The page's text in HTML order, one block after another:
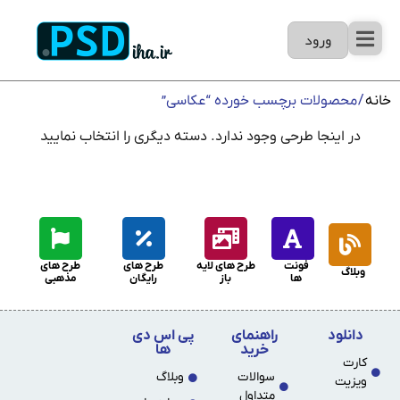
ورود
خانه/ محصولات برچسب خورده “عکاسی”
در اینجا طرحی وجود ندارد. دسته دیگری را انتخاب نمایید
وبلاگ
فونت
ها
طرح های لایه
باز
طرح های
رایگان
طرح های
مذهبی
دانلود
کارت
ویزیت
راهنمای
خرید
سوالات
متداول
پی اس دی
ها
وبلاگ